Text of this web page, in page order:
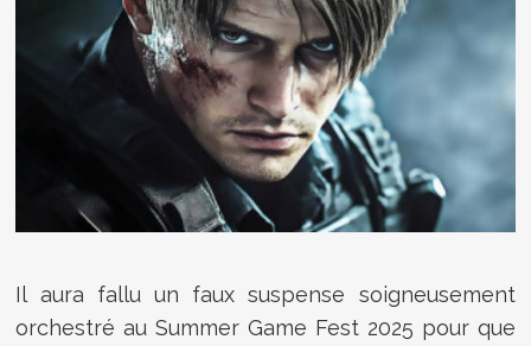
Il aura fallu un faux suspense soigneusement
orchestré au Summer Game Fest 2025 pour que